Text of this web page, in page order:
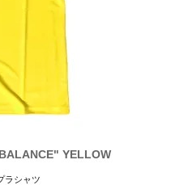
YELLOW
ラシャツ